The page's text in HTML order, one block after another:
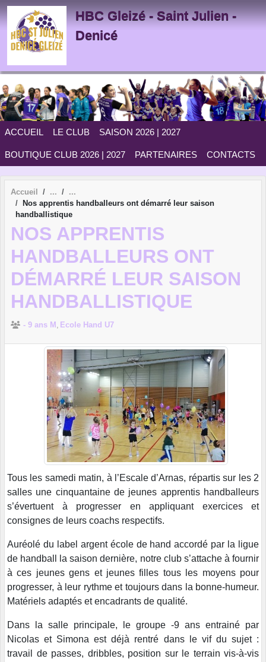
HBC Gleizé - Saint Julien -
Denicé
ACCUEIL LE CLUB SAISON 2026 | 2027
BOUTIQUE CLUB 2026 | 2027 PARTENAIRES CONTACTS
Accueil
Nos apprentis handballeurs ont démarré leur saison
handballistique
NOS APPRENTIS
HANDBALLEURS ONT
DÉMARRÉ LEUR SAISON
HANDBALLISTIQUE
- 9 ans M Ecole Hand U7
Tous les samedi matin, à l’Escale d’Arnas, répartis sur les 2
salles une cinquantaine de jeunes apprentis handballeurs
s’évertuent à progresser en appliquant exercices et
consignes de leurs coachs respectifs.
Auréolé du label argent école de hand accordé par la ligue
de handball la saison dernière, notre club s’attache à fournir
à ces jeunes gens et jeunes filles tous les moyens pour
progresser, à leur rythme et toujours dans la bonne-humeur.
Matériels adaptés et encadrants de qualité.
Dans la salle principale, le groupe -9 ans entrainé par
Nicolas et Simona est déjà rentré dans le vif du sujet :
travail de passes, dribbles, position sur le terrain vis-à-vis
Panneau de gestion des cookies